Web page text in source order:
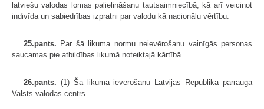
latviešu valodas lomas palielināšanu tautsaimniecībā, kā arī veicinot
indivīda un sabiedrības izpratni par valodu kā nacionālu vērtību.
25.pants. Par šā likuma normu neievērošanu vainīgās personas
saucamas pie atbildības likumā noteiktajā kārtībā.
26.pants. (1) Šā likuma ievērošanu Latvijas Republikā pārrauga
Valsts valodas centrs.